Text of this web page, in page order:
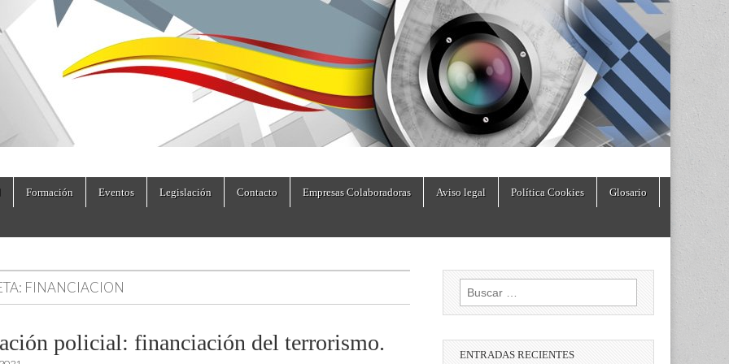
Formación Eventos Legislación Contacto Empresas Colaboradoras Aviso legal Política Cookies Glosario
FINANCIACION
policial: financiación del terrorismo.
Buscar:
ENTRADAS RECIENTES